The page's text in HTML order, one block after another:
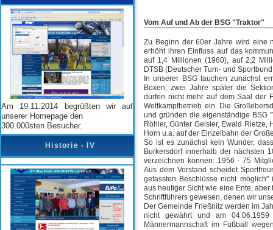
Am 19.11.2014 begrüßten wir auf
unserer Homepage den
300.000sten Besucher.
Historie - IV
Vom Auf und Ab der BSG "Traktor"
Zu Beginn der 60er Jahre wird eine
erhöht ihren Einfluss auf das
auf 1,4 Millionen (1960), auf 2,2
DTSB (Deutscher Turn- und
In unserer BSG tauchen zunächst
Boxen, zwei Jahre später die
dürfen nicht mehr auf dem Saal der
Wettkampfbetrieb ein. Die
und gründen die eigenständige BSG
Röhler, Günter Geisler, Ewald
Horn u.a. auf der Einzelbahn der
So ist es zunächst kein Wunder,
Burkersdorf innerhalb der nächsten
verzeichnen können: 1956 - 75
Aus dem Vorstand scheidet
gefassten Beschlüsse nicht
aus heutiger Sicht wie eine Ente,
Schriftführers gewesen, denen wir
Der Gemeinde Frießnitz werden im
nicht gewährt und am
Männermannschaft im Fußball